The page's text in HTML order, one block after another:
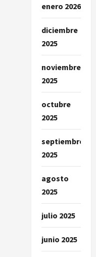
enero 2026
diciembre
2025
noviembre
2025
octubre
2025
septiembre
2025
agosto
2025
julio 2025
junio 2025